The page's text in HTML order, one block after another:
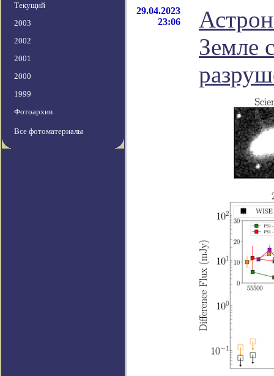
Текущий
2003
2002
2001
2000
1999
Фотоархив
Все фотоматериалы
29.04.2023
23:06
Земле